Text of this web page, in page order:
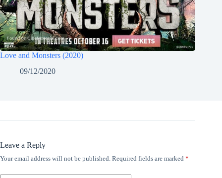
Love and Monsters (2020)
09/12/2020
Leave a Reply
Your email address will not be published. Required fields are marked *